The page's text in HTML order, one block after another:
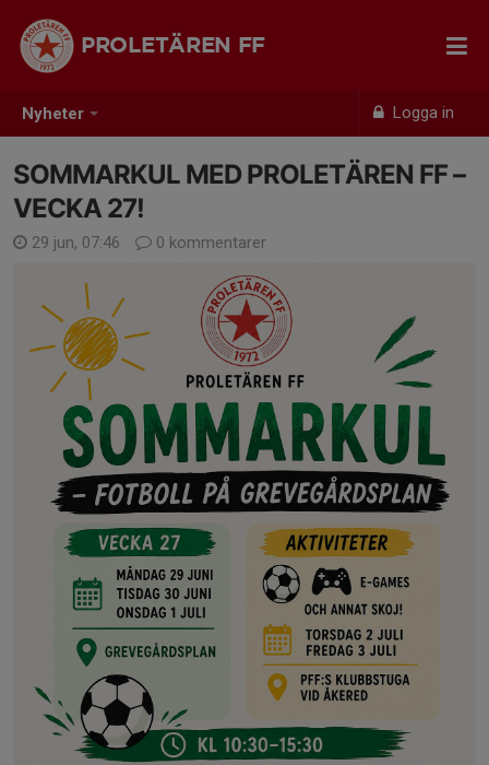
Nyheter Logga in
PROLETÄREN FF
SOMMARKUL MED PROLETÄREN FF –
VECKA 27!
29 jun, 07:46 0 kommentarer